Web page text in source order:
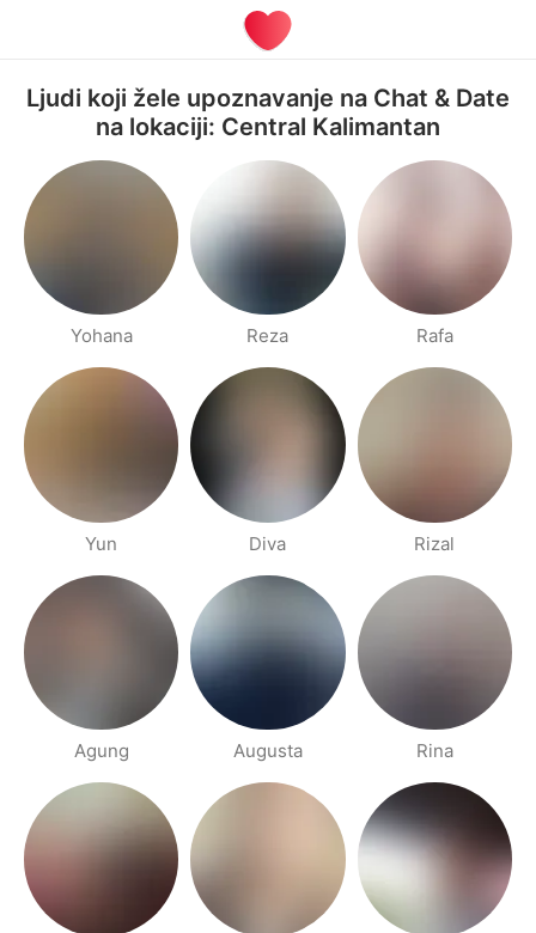
Ljudi koji žele upoznavanje na Chat & Date
na lokaciji: Central Kalimantan
Yohana Reza Rafa
Yun Diva Rizal
Agung Augusta Rina